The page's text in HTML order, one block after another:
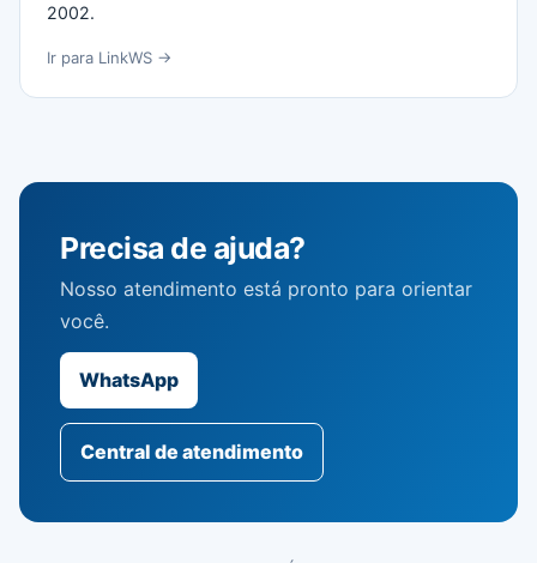
2002.
Ir para LinkWS →
Precisa de ajuda?
Nosso atendimento está pronto para orientar
você.
WhatsApp
Central de atendimento